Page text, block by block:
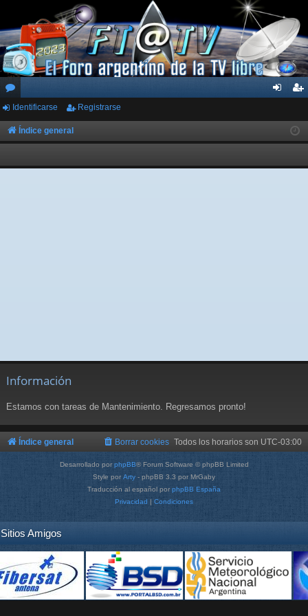
or
os
ar
ist
rs
Identificarse Registrarse
Índice general
Información
Estamos con tareas de Mantenimiento. Regresamos pronto!
Índice general Todos los horarios son UTC-03:00
Borrar cookies
Desarrollado por phpBB® Forum Software © phpBB Limited
Style por Arty - phpBB 3.3 por MrGaby
Traducción al español por phpBB España
Privacidad | Condiciones
Sitios Amigos